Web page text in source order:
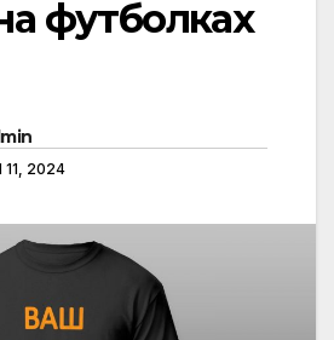
футболках
11, 2024